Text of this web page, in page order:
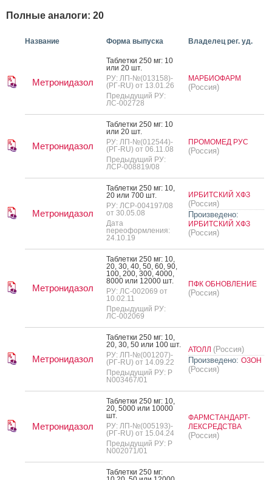
Полные аналоги: 20
Название Форма выпуска Владелец рег. уд.
Метронидазол
Таб­летки 250 мг: 10
или 20 шт.
РУ: ЛП-№(013158)-
(РГ-RU) от 13.01.26
Предыдущий РУ:
ЛС-002728
МАРБИОФАРМ
(Россия)
Метронидазол
Таб­летки 250 мг: 10
или 20 шт.
РУ: ЛП-№(012544)-
(РГ-RU) от 06.11.08
Предыдущий РУ:
ЛСР-008819/08
ПРОМОМЕД РУС
(Россия)
Метронидазол
Таб­летки 250 мг: 10,
20 или 700 шт.
РУ: ЛСР-004197/08
от 30.05.08
Дата
переоформления:
24.10.19
ИРБИТСКИЙ ХФЗ
(Россия)
Произведено:
ИРБИТСКИЙ ХФЗ
(Россия)
Метронидазол
Таб­летки 250 мг: 10,
20, 30, 40, 50, 60, 90,
100, 200, 300, 4000,
8000 или 12000 шт.
РУ: ЛС-002069 от
10.02.11
Предыдущий РУ:
ЛС-002069
ПФК ОБНОВЛЕНИЕ
(Россия)
Метронидазол
Таб­летки 250 мг: 10,
20, 30, 50 или 100 шт.
РУ: ЛП-№(001207)-
(РГ-RU) от 14.09.22
Предыдущий РУ: Р
N003467/01
АТОЛЛ (Россия)
Произведено: ОЗОН
(Россия)
Метронидазол
Таб­летки 250 мг: 10,
20, 5000 или 10000
шт.
РУ: ЛП-№(005193)-
(РГ-RU) от 15.04.24
Предыдущий РУ: Р
N002071/01
ФАРМСТАНДАРТ-
ЛЕКСРЕДСТВА
(Россия)
Таб­летки 250 мг: